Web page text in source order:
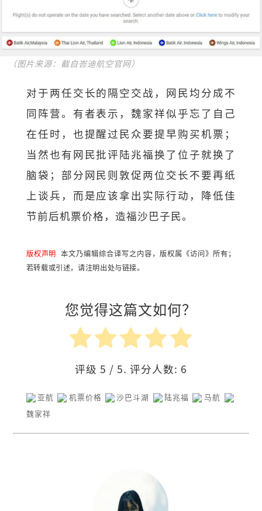
（图片来源：截自峇迪航空官网）
对于两任交长的隔空交战，网民均分成不
同阵营。有者表示，魏家祥似乎忘了自己
在任时，也提醒过民众要提早购买机票；
当然也有网民批评陆兆福换了位子就换了
脑袋；部分网民则敦促两位交长不要再纸
上谈兵，而是应该拿出实际行动，降低佳
节前后机票价格，造福沙巴子民。
版权声明 本文乃编辑综合译写之内容，版权属《访问》所有；
若转载或引述，请注明出处与链接。
您觉得这篇文如何？
评级 5 / 5. 评分人数: 6
亚航 机票价格 沙巴斗湖 陆兆福
马航
魏家祥